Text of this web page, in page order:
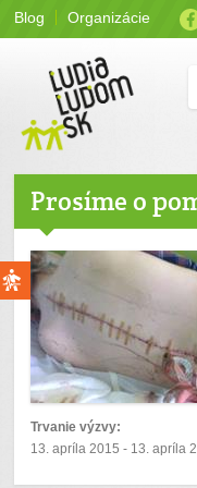
Blog Organizácie
Prosíme o
Trvanie výzvy:
13. apríla 2015 - 13. apríla